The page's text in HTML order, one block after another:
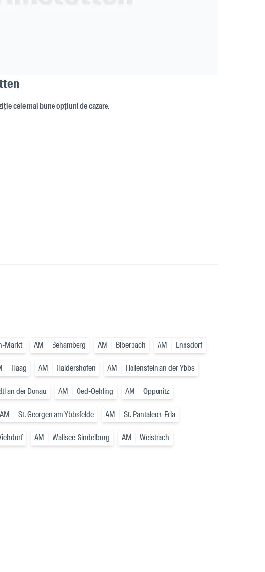
cele mai bune opțiuni de cazare.
Markt AM Behamberg AM Biberbach AM Ennsdorf
Haag AM Haidershofen AM Hollenstein an der Ybbs
an der Donau AM Oed-Oehling AM Opponitz
AM St. Georgen am Ybbsfelde AM St. Pantaleon-Erla
AM Wallsee-Sindelburg AM Weistrach